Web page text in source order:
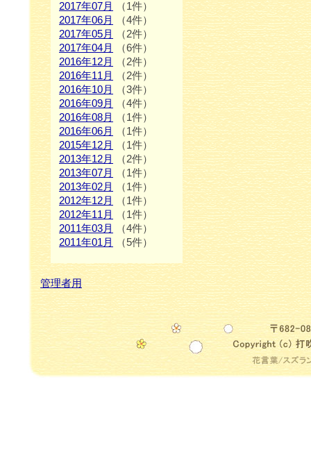
2017年07月
（1件）
2017年06月
（4件）
2017年05月
（2件）
2017年04月
（6件）
2016年12月
（2件）
2016年11月
（2件）
2016年10月
（3件）
2016年09月
（4件）
2016年08月
（1件）
2016年06月
（1件）
2015年12月
（1件）
2013年12月
（2件）
2013年07月
（1件）
2013年02月
（1件）
2012年12月
（1件）
2012年11月
（1件）
2011年03月
（4件）
2011年01月
（5件）
管理者用